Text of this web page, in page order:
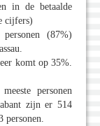
in de betaalde
cijfers)
(87%)
komt op 35%.
personen
zijn er 514
personen.